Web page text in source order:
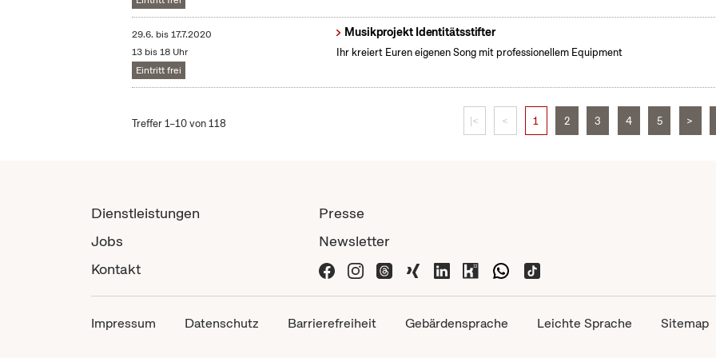
29.6. bis17.7.2020
13 bis 18 Uhr
Eintritt frei
Musikprojekt Identitätsstifter
Ihr kreiert Euren eigenen Song mit professionellem Equipment
Treffer 1–10 von 118 |< < 1 2 3 4 5 >
Dienstleistungen
Jobs
Kontakt
Presse
Newsletter
Impressum Datenschutz Barrierefreiheit Gebärdensprache Leichte Sprache Sitemap